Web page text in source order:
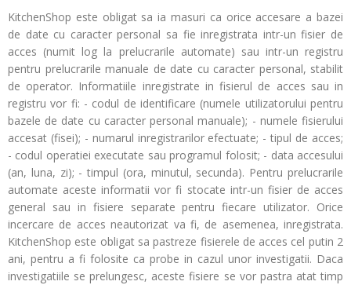
KitchenShop este obligat sa ia masuri ca orice accesare a bazei
de date cu caracter personal sa fie inregistrata intr-un fisier de
acces (numit log la prelucrarile automate) sau intr-un registru
pentru prelucrarile manuale de date cu caracter personal, stabilit
de operator. Informatiile inregistrate in fisierul de acces sau in
registru vor fi: - codul de identificare (numele utilizatorului pentru
bazele de date cu caracter personal manuale); - numele fisierului
accesat (fisei); - numarul inregistrarilor efectuate; - tipul de acces;
- codul operatiei executate sau programul folosit; - data accesului
(an, luna, zi); - timpul (ora, minutul, secunda). Pentru prelucrarile
automate aceste informatii vor fi stocate intr-un fisier de acces
general sau in fisiere separate pentru fiecare utilizator. Orice
incercare de acces neautorizat va fi, de asemenea, inregistrata.
KitchenShop este obligat sa pastreze fisierele de acces cel putin 2
ani, pentru a fi folosite ca probe in cazul unor investigatii. Daca
investigatiile se prelungesc, aceste fisiere se vor pastra atat timp